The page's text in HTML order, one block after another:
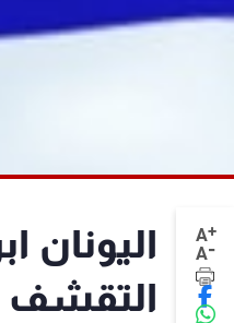
A+
A-
اليونان
التقشف